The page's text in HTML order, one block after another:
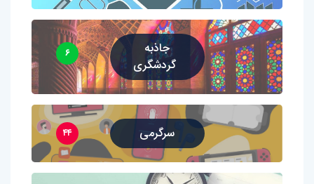
جاذبه
گردشگری
۶
سرگرمی ۴۴